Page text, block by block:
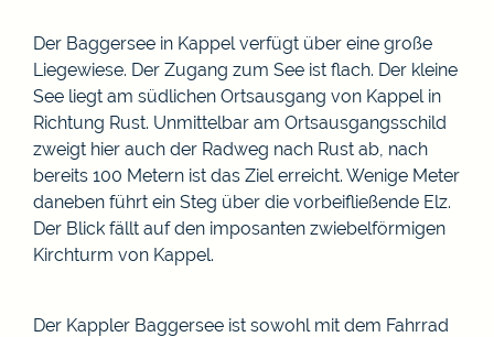
Der Baggersee in Kappel verfügt über eine große
Liegewiese. Der Zugang zum See ist flach. Der kleine
See liegt am südlichen Ortsausgang von Kappel in
Richtung Rust. Unmittelbar am Ortsausgangsschild
zweigt hier auch der Radweg nach Rust ab, nach
bereits 100 Metern ist das Ziel erreicht. Wenige Meter
daneben führt ein Steg über die vorbeifließende Elz.
Der Blick fällt auf den imposanten zwiebelförmigen
Kirchturm von Kappel.
Der Kappler Baggersee ist sowohl mit dem Fahrrad